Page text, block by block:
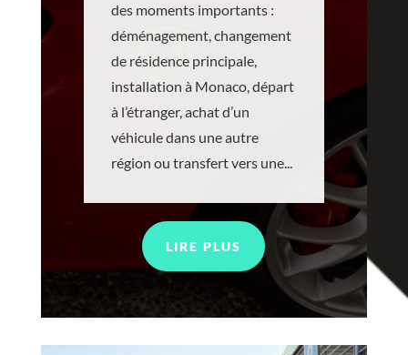
des moments importants :
déménagement, changement
de résidence principale,
installation à Monaco, départ
à l’étranger, achat d’un
véhicule dans une autre
région ou transfert vers une...
LIRE PLUS